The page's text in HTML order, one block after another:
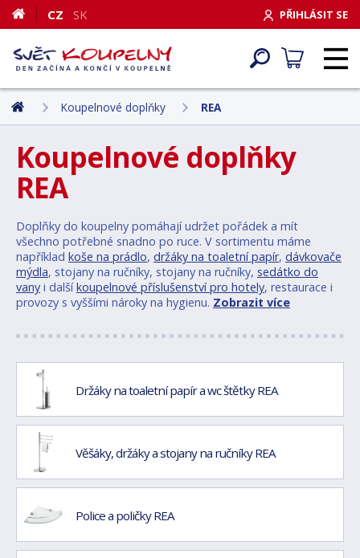
PŘIHLÁSIT SE
CZ SK
Koupelnové doplňky REA
Koupelnové doplňky
REA
Doplňky do koupelny pomáhají udržet pořádek a mít
všechno potřebné snadno po ruce. V sortimentu máme
například koše na prádlo, držáky na toaletní papír, dávkovače
mýdla, stojany na ručníky, stojany na ručníky, sedátko do
vany i dalšíkoupelnové příslušenství pro hotely, restaurace i
provozy s vyššími nároky na hygienu. Zobrazit více
Držáky na toaletní papír a wc štětky REA
Věšáky, držáky a stojany na ručníky REA
Police a poličky REA